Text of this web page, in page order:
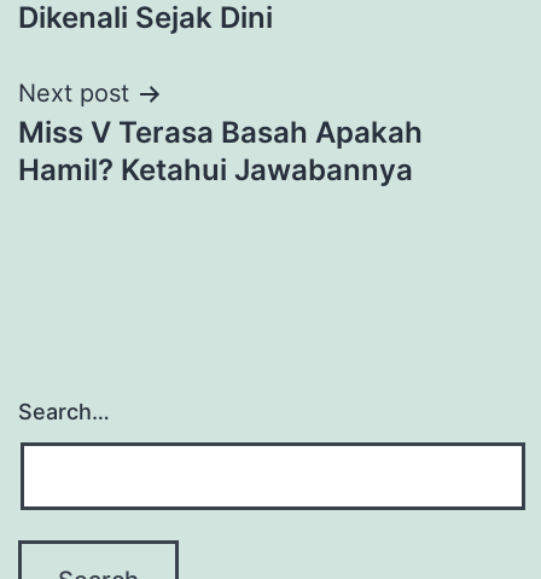
Dikenali Sejak Dini
Next post
Miss V Terasa Basah Apakah
Hamil? Ketahui Jawabannya
Search…